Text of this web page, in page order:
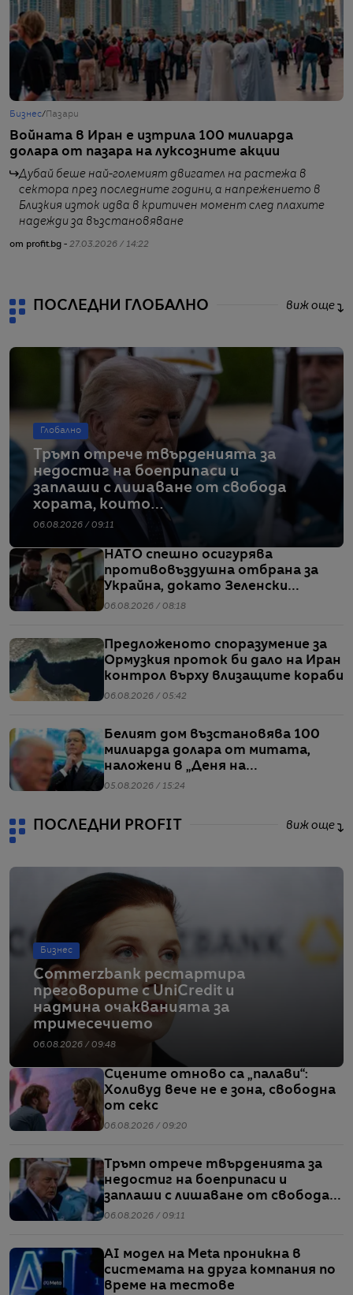
Бизнес/ Пазари
Войната в Иран е изтрила 100 милиарда
долара от пазара на луксозните акции
Дубай беше най-големият двигател на растежа в
сектора през последните години, а напрежението в
Близкия изток идва в критичен момент след плахите
надежди за възстановяване
от profit.bg - 27.03.2026 / 14:22
ПОСЛЕДНИ ГЛОБАЛНО виж още
Глобално
Тръмп отрече твърденията за
недостиг на боеприпаси и
заплаши с лишаване от свобода
хората, които
разпространяват подобна
06.08.2026 / 09:11
НАТО спешно осигурява
противовъздушна отбрана за
Украйна, докато Зеленски
предупреждава за рязък ръст в
06.08.2026 / 08:18
Предложеното споразумение за
Ормузкия проток би дало на Иран
контрол върху влизащите кораби
06.08.2026 / 05:42
Белият дом възстановява 100
милиарда долара от митата,
наложени в „Деня на
освобождението“
05.08.2026 / 15:24
ПОСЛЕДНИ PROFIT виж още
Бизнес
Commerzbank рестартира
преговорите с UniCredit и
надмина очакванията за
тримесечието
06.08.2026 / 09:48
Сцените отново са „палави“:
Холивуд вече не е зона, свободна
от секс
06.08.2026 / 09:20
Тръмп отрече твърденията за
недостиг на боеприпаси и
заплаши с лишаване от свобода
хората, които разпространяват
06.08.2026 / 09:11
AI модел на Meta проникна в
системата на друга компания по
време на тестове